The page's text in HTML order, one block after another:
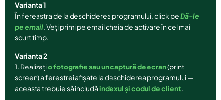
Varianta 1
În fereastra de la deschiderea programului, click peDă-le
pe email. Veți primi pe email cheia de activare în cel mai
scurt timp.
Varianta 2
1. Realizațio fotografie sau un captură de ecran(print
screen) a ferestrei afișate la deschiderea programului —
aceasta trebuie să includă indexul și codul de client.